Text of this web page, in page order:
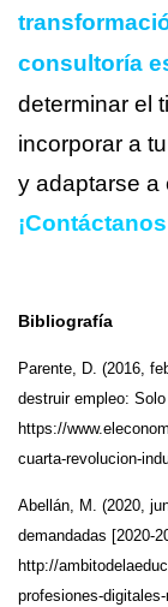
consultoría
determinar el
incorporar a
y adaptarse a
¡Contáctanos
Bibliografía
Parente, D. (2016,
destruir empleo:
https://
cuarta-revolucion-
Abellán, M. (2020,
demandadas [2020-
http://
profesiones-